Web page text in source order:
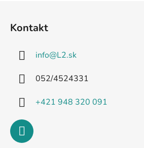
Kontakt
info@L2.sk
052/4524331
+421 948 320 091